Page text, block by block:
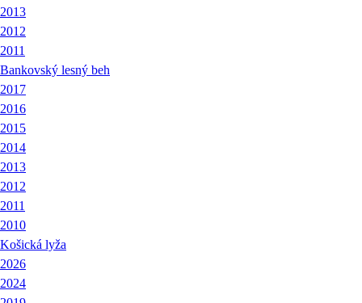
2013
2012
2011
Bankovský lesný beh
2017
2016
2015
2014
2013
2012
2011
2010
Košická lyža
2026
2024